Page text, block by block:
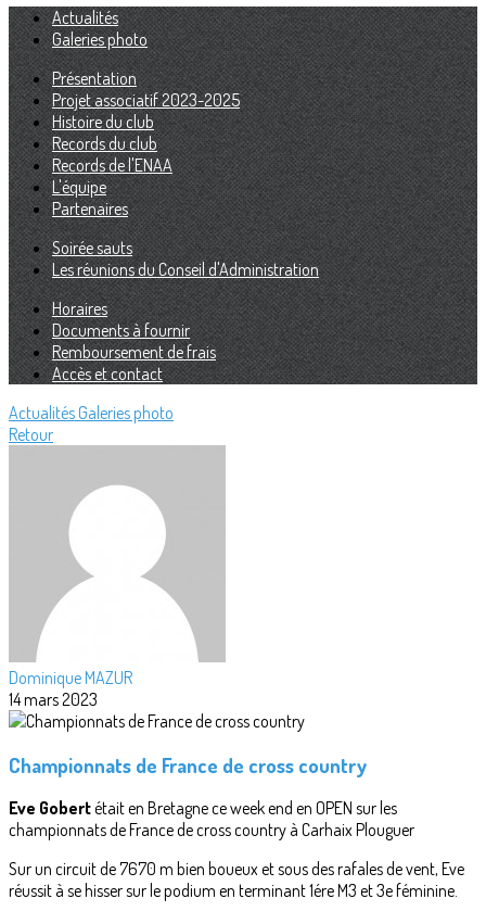
Actualités
Galeries photo
Présentation
Projet associatif 2023-2025
Histoire du club
Records du club
Records de l'ENAA
L'équipe
Partenaires
Soirée sauts
Les réunions du Conseil d'Administration
Horaires
Documents à fournir
Remboursement de frais
Accès et contact
Actualités Galeries photo
Retour
Dominique MAZUR
14 mars 2023
Championnats de France de cross country
Eve Gobertétait en Bretagne ce week end en OPEN sur les
championnats de France de cross country à Carhaix Plouguer
Sur un circuit de 7670 m bien boueux et sous des rafales de vent, Eve
réussit à se hisser sur le podium en terminant 1ére M3 et 3e féminine.